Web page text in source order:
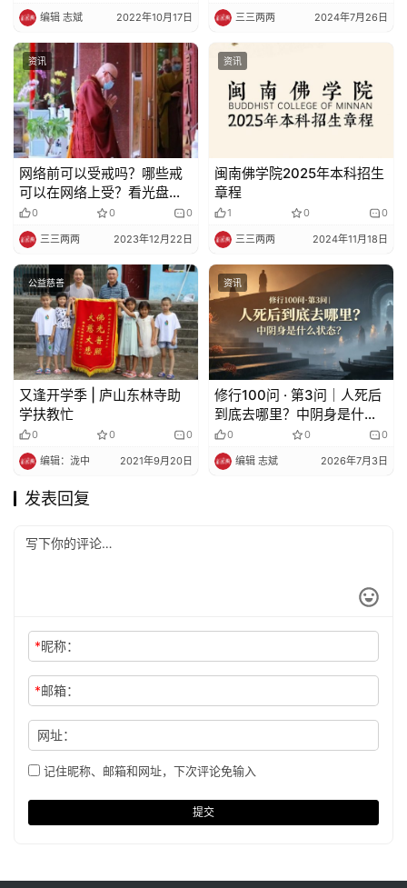
编辑 志斌 2022年10月17日 三三两两 2024年7月26日
资讯
网络前可以受戒吗？哪些戒
可以在网络上受？看光盘可
以受戒吗？
0 0 0
三三两两 2023年12月22日
资讯
闽南佛学院2025年本科招生
章程
1 0 0
三三两两 2024年11月18日
公益慈善
又逢开学季 | 庐山东林寺助
学扶教忙
0 0 0
编辑：泷中 2021年9月20日
资讯
修行100问 · 第3问｜人死后
到底去哪里？中阴身是什么
状态？
0 0 0
编辑 志斌 2026年7月3日
发表回复
*昵称：
*邮箱：
网址：
记住昵称、邮箱和网址，下次评论免输入
提交